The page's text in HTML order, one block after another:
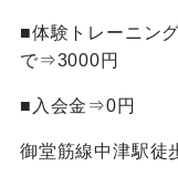
■体験トレーニン
で⇒3000円
■入会金⇒0円
御堂筋線中津駅徒